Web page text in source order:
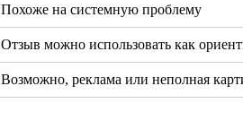
Похоже на системную проблему
Отзыв можно использовать как
Возможно, реклама или неполная